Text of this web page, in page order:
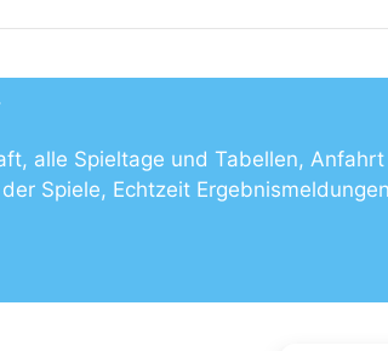
alle Spieltage und Tabellen,
Spiele, Echtzeit